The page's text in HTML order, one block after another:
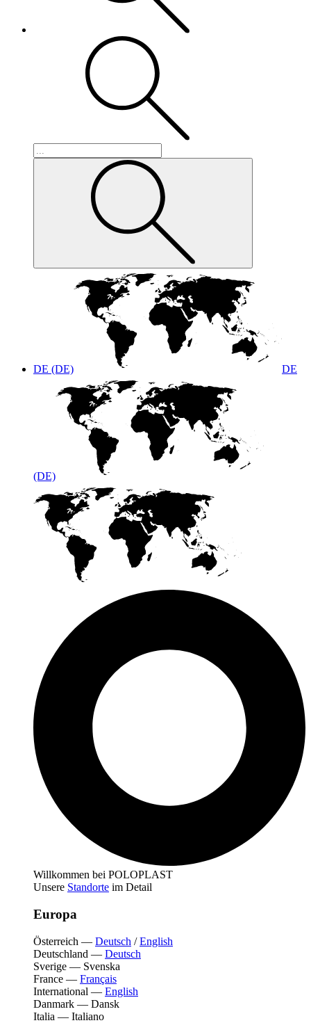
DE (DE) DE
(DE)
Willkommen bei POLOPLAST
Unsere Standorte im Detail
Europa
Österreich — Deutsch /English
Deutschland — Deutsch
Sverige — Svenska
France — Français
International — English
Danmark — Dansk
Italia — Italiano